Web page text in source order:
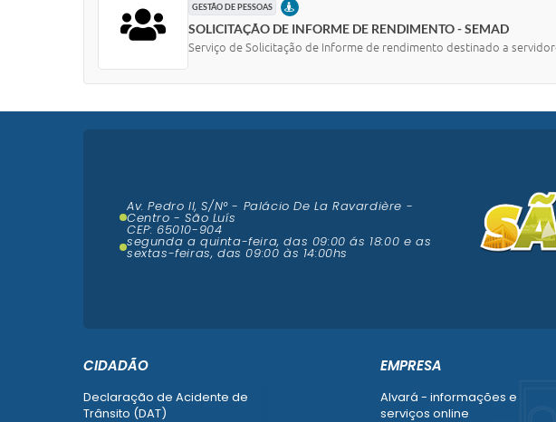
GESTÃO DE PESSOAS PRESENCIAL
SOLICITAÇÃO DE INFORME DE RENDIMENTO - SEMAD
Serviço de Solicitação de Informe de rendimento destinado a
CIDADÃO
Declaração de Acidente de
Trânsito (DAT)
EMPRESA
Alvará - informações e
serviços online
Av. Pedro II, S/N° - Palácio De La Ravardière -
Centro - São Luís
CEP: 65010-904
segunda a quinta-feira, das 09:00 ás 18:00 e as
sextas-feiras, das 09:00 às 14:00hs